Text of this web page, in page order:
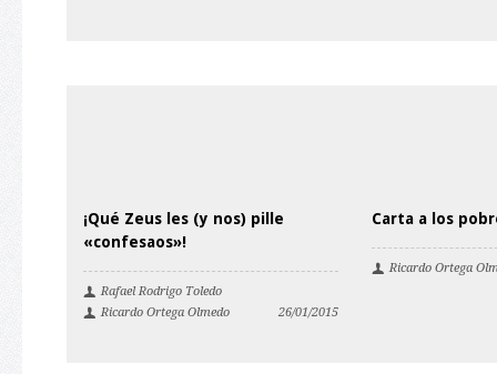
¡Qué Zeus les (y nos) pille
«confesaos»!
Rafael Rodrigo Toledo
Ricardo Ortega Olmedo
26/01/2015
Carta a los
Ricardo Ortega